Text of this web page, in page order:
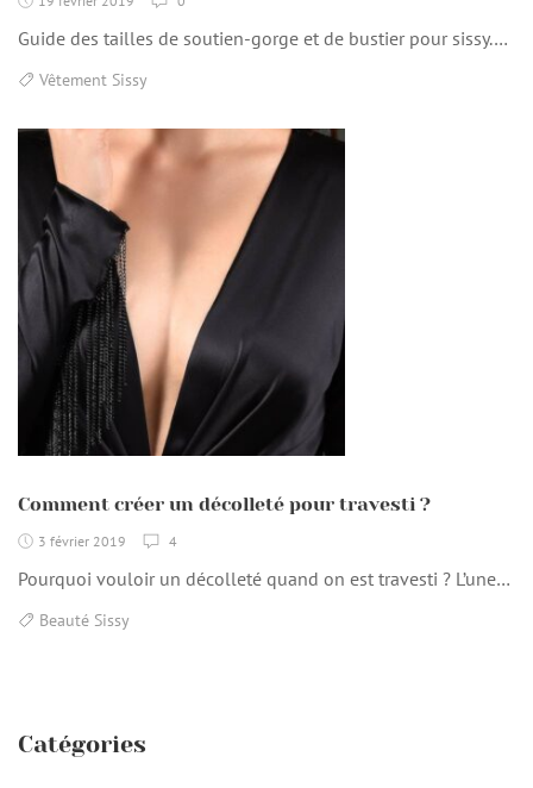
Guide des tailles de soutien-gorge et de bustier pour sissy.…
Vêtement Sissy
Comment créer un décolleté pour travesti ?
3 février 2019 4
Pourquoi vouloir un décolleté quand on est travesti ? L’une…
Beauté Sissy
Catégories